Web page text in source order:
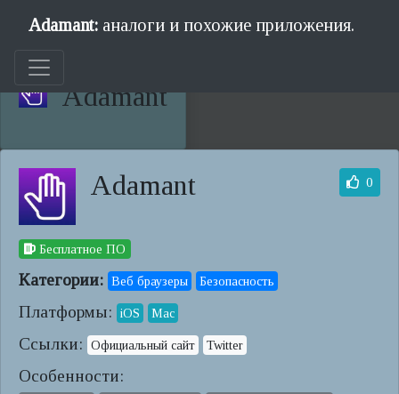
Adamant: аналоги и похожие приложения.
Adamant
Adamant 0
Бесплатное ПО
Категории: Веб браузеры Безопасность
Платформы: iOS Mac
Ссылки: Официальный сайт Twitter
Особенности: